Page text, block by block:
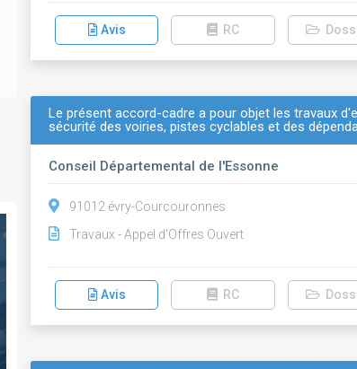
Avis RC
Le présent accord-cadre a pour objet les travaux
sécurité des voiries, pistes cyclables et des
Conseil Départemental de l'Essonne
91012 évry-Courcouronnes
Travaux - Appel d'Offres Ouvert
Avis RC